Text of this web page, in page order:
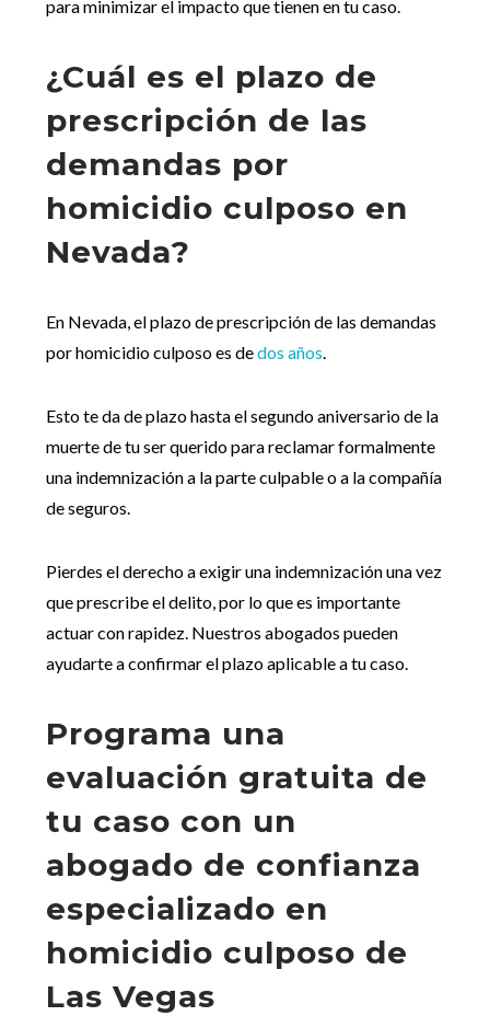
para minimizar el impacto que tienen en tu caso.
¿Cuál es el plazo de
prescripción de las
demandas por
homicidio culposo en
Nevada?
En Nevada, el plazo de prescripción de las demandas
por homicidio culposo es dedos años
Esto te da de plazo hasta el segundo aniversario de la
muerte de tu ser querido para reclamar formalmente
una indemnización a la parte culpable o a la compañía
de seguros.
Pierdes el derecho a exigir una indemnización una vez
que prescribe el delito, por lo que es importante
actuar con rapidez. Nuestros abogados pueden
ayudarte a confirmar el plazo aplicable a tu caso.
Programa una
evaluación gratuita de
tu caso con un
abogado de confianza
especializado en
homicidio culposo de
Las Vegas